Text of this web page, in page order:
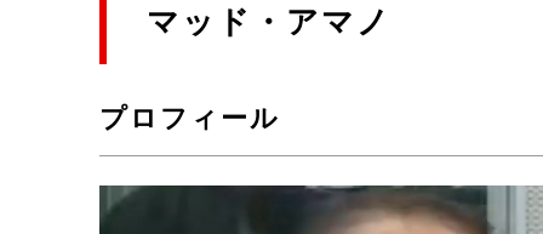
マッド・アマノ
プロフィール